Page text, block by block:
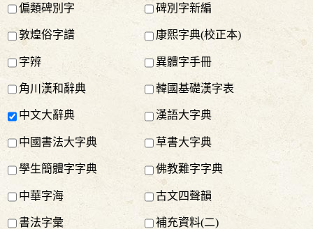
偏類碑別字 碑別字新編
敦煌俗字譜 康熙字典(校正本)
字辨 異體字手冊
角川漢和辭典 韓國基礎漢字表
中文大辭典 漢語大字典
中國書法大字典 草書大字典
學生簡體字字典 佛教難字字典
中華字海 古文四聲韻
書法字彙 補充資料(二)